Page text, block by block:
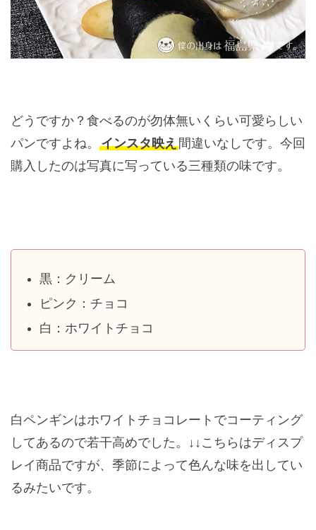
どうですか？食べるのが勿体無いくらい可愛らしい
パンですよね。 インスタ映え 間違いなしです。今回
購入したのは写真に写っている三種類の味です。
黒：クリーム
ピンク：チョコ
白：ホワイトチョコ
白ペンギンはホワイトチョコレートでコーティング
してあるので若干高めでした。↓↓こちらはディスプ
レイ商品ですが、季節によって色んな味を出してい
るみたいです。